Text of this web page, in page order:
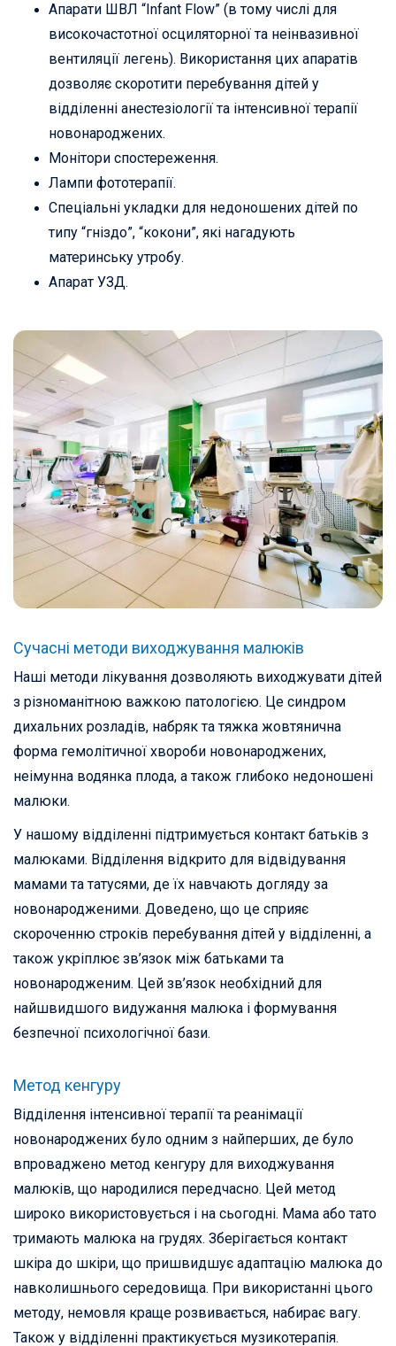
Апарати ШВЛ “Infant Flow” (в тому числі для
високочастотної осциляторної та неінвазивної
вентиляції легень). Використання цих апаратів
дозволяє скоротити перебування дітей у
відділенні анестезіології та інтенсивної терапії
новонароджених.
Монітори спостереження.
Лампи фототерапії.
Спеціальні укладки для недоношених дітей по
типу “гніздо”, “кокони”, які нагадують
материнську утробу.
Апарат УЗД.
Сучасні методи виходжування малюків
Наші методи лікування дозволяють виходжувати дітей
з різноманітною важкою патологією. Це синдром
дихальних розладів, набряк та тяжка жовтянична
форма гемолітичної хвороби новонароджених,
неімунна водянка плода, а також глибоко недоношені
малюки.
У нашому відділенні підтримується контакт батьків з
малюками. Відділення відкрито для відвідування
мамами та татусями, де їх навчають догляду за
новонародженими. Доведено, що це сприяє
скороченню строків перебування дітей у відділенні, а
також укріплює зв’язок між батьками та
новонародженим. Цей зв’язок необхідний для
найшвидшого видужання малюка і формування
безпечної психологічної бази.
Метод кенгуру
Відділення інтенсивної терапії та реанімації
новонароджених було одним з найперших, де було
впроваджено метод кенгуру для виходжування
малюків, що народилися передчасно. Цей метод
широко використовується і на сьогодні. Мама або тато
тримають малюка на грудях. Зберігається контакт
шкіра до шкіри, що пришвидшує адаптацію малюка до
навколишнього середовища. При використанні цього
методу, немовля краще розвивається, набирає вагу.
Також у відділенні практикується музикотерапія.